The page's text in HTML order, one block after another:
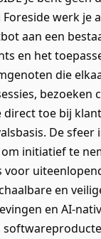
werk
aan een
en het
die
toe bij
De
initiatief te
en
en AI-